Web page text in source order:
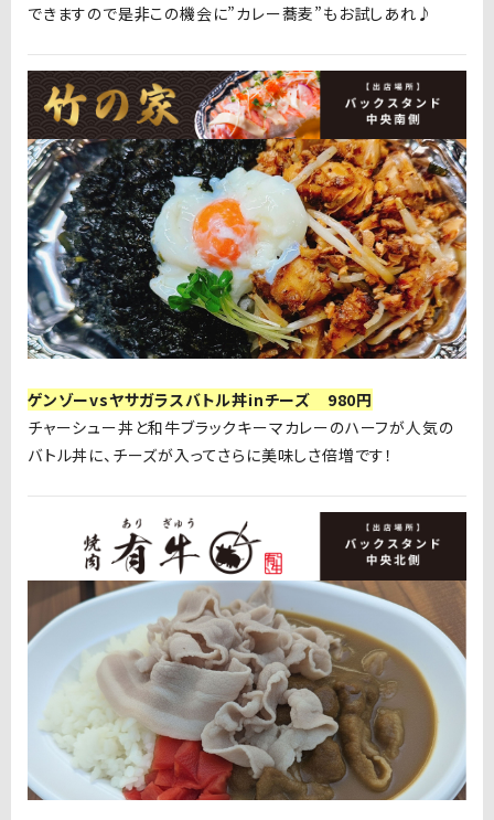
できますので是非この機会に”カレー蕎麦”もお試しあれ♪
ゲンゾーvsヤサガラスバトル丼inチーズ 980円
チャーシュー丼と和牛ブラックキーマカレーのハーフが人気の
バトル丼に、チーズが入ってさらに美味しさ倍増です！